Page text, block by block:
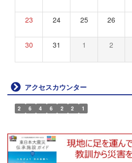
23 24 25 26
30 31 1 2
アクセスカウンター
2 6 4 6 2 2 1